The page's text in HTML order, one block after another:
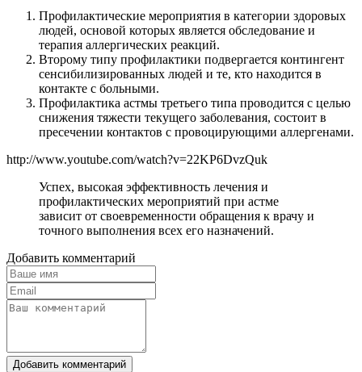
Профилактические мероприятия в категории здоровых
людей, основой которых является обследование и
терапия аллергических реакций.
Второму типу профилактики подвергается контингент
сенсибилизированных людей и те, кто находится в
контакте с больными.
Профилактика астмы третьего типа проводится с целью
снижения тяжести текущего заболевания, состоит в
пресечении контактов с провоцирующими аллергенами.
http://www.youtube.com/watch?v=22KP6DvzQuk
Успех, высокая эффективность лечения и
профилактических мероприятий при астме
зависит от своевременности обращения к врачу и
точного выполнения всех его назначений.
Добавить комментарий
Добавить комментарий